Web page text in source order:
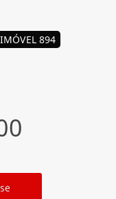
IMÓVEL 894